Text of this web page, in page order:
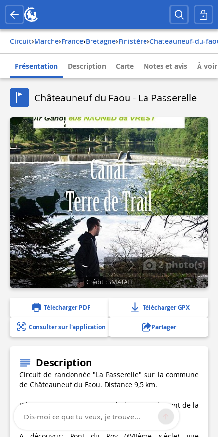
Circuit› Marche› france› bretagne› finistère› chateauneuf-du-
Présentation Description Carte Notes et avis À
Châteauneuf du Faou - La Passerelle
2 photo(s)
Crédit : SMATAH
Télécharger PDF Télécharger GPX
Consulter sur l'application Partager
Description
Circuit de randonnée "La Passerelle" sur la commune
de Châteauneuf du Faou. Distance 9,5 km.
Départ Penn ar Pont - contre halage sous le pont de la
D36. Suivre le balisage bleu
Dis-moi ce que tu veux, je trouve...